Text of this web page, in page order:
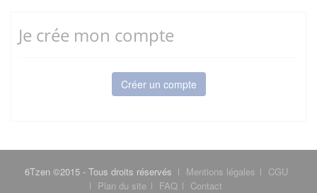
Je crée mon compte
Créer un compte
6Tzen ©2015 - Tous droits réservés Mentions légales
CGU
Plan du site
FAQ
Contact